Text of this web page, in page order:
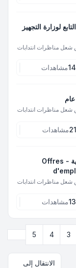
التابع لوزارة التجهيز
مناظرات انتدابات
مشاهدات
مناظرات انتدابات
مشاهدات
عروض الشغل اليوم في جميع ولايات الجمهورية - Offres
مناظرات انتدابات
مشاهدات
3
4
5
الانتقال إلى